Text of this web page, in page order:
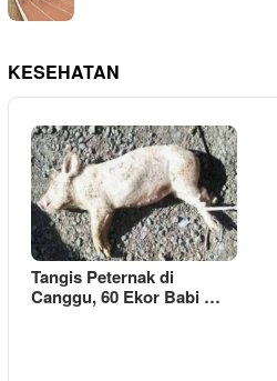
KESEHATAN
Tangis Peternak di
Canggu, 60 Ekor Babi …